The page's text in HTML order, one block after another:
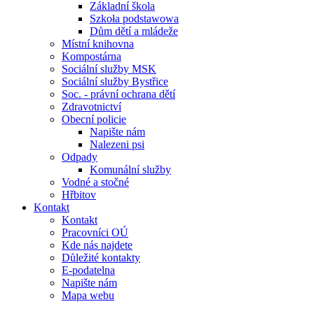
Základní škola
Szkoła podstawowa
Dům dětí a mládeže
Místní knihovna
Kompostárna
Sociální služby MSK
Sociální služby Bystřice
Soc. - právní ochrana dětí
Zdravotnictví
Obecní policie
Napište nám
Nalezeni psi
Odpady
Komunální služby
Vodné a stočné
Hřbitov
Kontakt
Kontakt
Pracovníci OÚ
Kde nás najdete
Důležité kontakty
E-podatelna
Napište nám
Mapa webu